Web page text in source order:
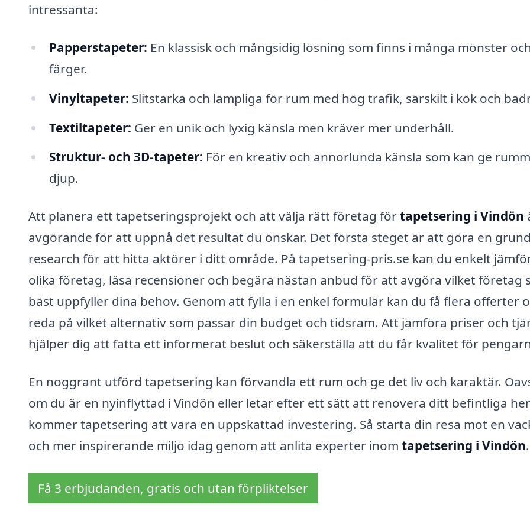
intressanta:
Papperstapeter: En klassisk och mångsidig lösning som finns i många mönster
färger.
Vinyltapeter: Slitstarka och lämpliga för rum med hög trafik, särskilt i kök och
Textiltapeter: Ger en unik och lyxig känsla men kräver mer underhåll.
Struktur- och 3D-tapeter: För en kreativ och annorlunda känsla som kan ge
djup.
Att planera ett tapetseringsprojekt och att välja rätt företag förtapetsering i Vindön
avgörande för att uppnå det resultat du önskar. Det första steget är att göra en
research för att hitta aktörer i ditt område. På tapetsering-pris.se kan du enkelt
olika företag, läsa recensioner och begära nästan anbud för att avgöra vilket företag
bäst uppfyller dina behov. Genom att fylla i en enkel formulär kan du få flera offerter
reda på vilket alternativ som passar din budget och tidsram. Att jämföra priser och
hjälper dig att fatta ett informerat beslut och säkerställa att du får kvalitet för
En noggrant utförd tapetsering kan förvandla ett rum och ge det liv och karaktär.
om du är en nyinflyttad i Vindön eller letar efter ett sätt att renovera ditt befintliga
kommer tapetsering att vara en uppskattad investering. Så starta din resa mot en
och mer inspirerande miljö idag genom att anlita experter inom tapetsering i Vindön.
Få 3 erbjudanden, gratis och utan förpliktelser